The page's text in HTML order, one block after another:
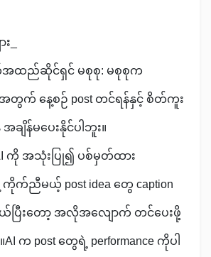
_
ထည်ဆိုင်ရှင် မစုစု: မစုစုက
အတွက် နေ့စဉ် post တင်ရန်နှင့် စိတ်ကူး
ချိန်မပေးနိုင်ပါဘူး။
ကို အသုံးပြု၍ ပစ်မှတ်ထား
ညီမယ့် post idea တွေ caption
ပြီးတော့ အလိုအလျောက် တင်ပေးဖို့
က post တွေရဲ့ performance ကိုပါ